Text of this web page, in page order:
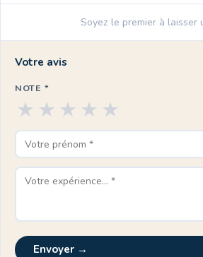
Soyez le premier à laisser
Votre avis
NOTE *
★
★
★
★
★
Envoyer →